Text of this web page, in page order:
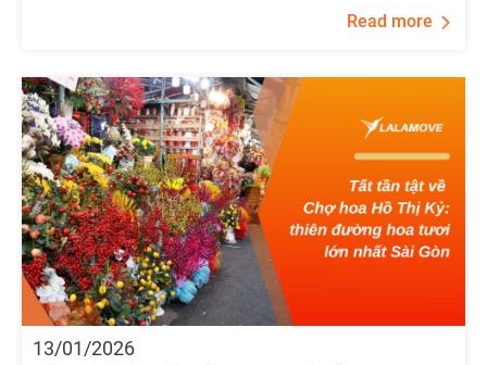
Read more
13/01/2026